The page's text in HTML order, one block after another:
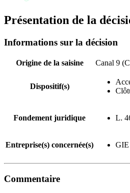
Présentation de la
Informations sur la décision
Origine de la saisine Canal 9
Dispositif(s)
Fondement juridique L.
Entreprise(s) concernée(s) GIE
Commentaire